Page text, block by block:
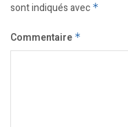
sont indiqués avec *
Commentaire *